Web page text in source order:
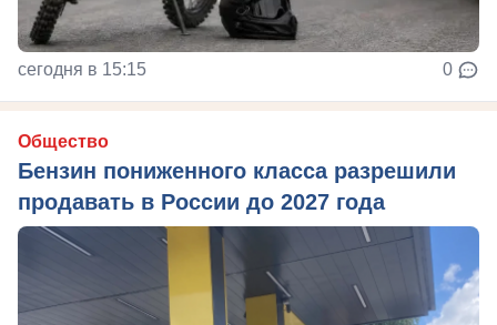
сегодня в 15:15 0
Общество
Бензин пониженного класса разрешили
продавать в России до 2027 года